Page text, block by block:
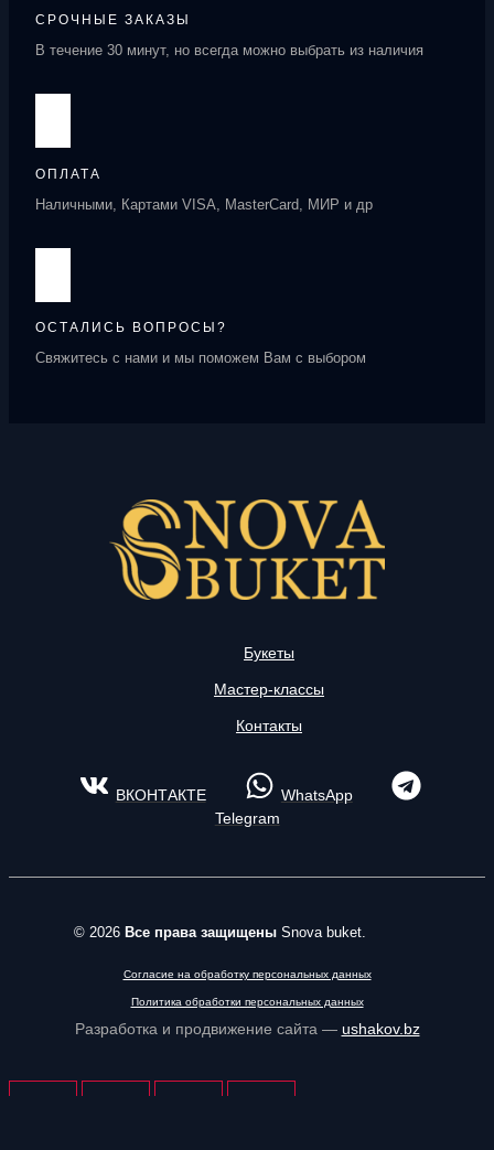
СРОЧНЫЕ ЗАКАЗЫ
В течение 30 минут, но всегда можно выбрать из наличия
ОПЛАТА
Наличными, Картами VISA, MasterCard, МИР и др
ОСТАЛИСЬ ВОПРОСЫ?
Свяжитесь с нами и мы поможем Вам с выбором
Букеты
Мастер-классы
Контакты
ВКОНТАКТЕ
WhatsApp
Telegram
© 2026 Все права защищены Snova buket.
Согласие на обработку персональных данных
Политика обработки персональных данных
Разработка и продвижение сайта — ushakov.bz